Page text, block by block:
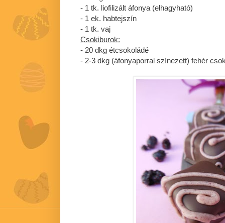
- 1 tk. liofilizált áfonya (elhagyható)
- 1 ek. habtejszín
- 1 tk. vaj
Csokiburok:
- 20 dkg étcsokoládé
- 2-3 dkg (áfonyaporral színezett) fehér